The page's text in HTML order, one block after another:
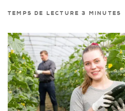
TEMPS DE LECTURE 3 MINUTES